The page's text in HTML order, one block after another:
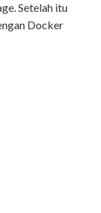
Setelah itu
Docker